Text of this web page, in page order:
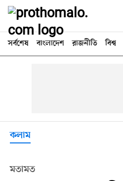
সর্বশেষ বাংলাদেশ রাজনীতি বিশ্ব
কলাম
মতামত